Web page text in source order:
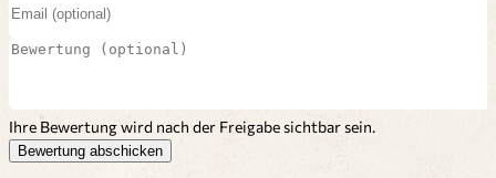
Ihre Bewertung wird nach der Freigabe sichtbar sein.
Bewertung abschicken